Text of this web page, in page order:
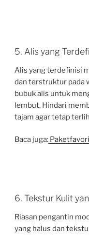
5. Alis yang
Alis yang terdefinisi
dan terstruktur pada
bubuk alis untuk
lembut. Hindari
tajam agar tetap
Baca juga:
6. Tekstur Kulit
Riasan pengantin
yang halus dan